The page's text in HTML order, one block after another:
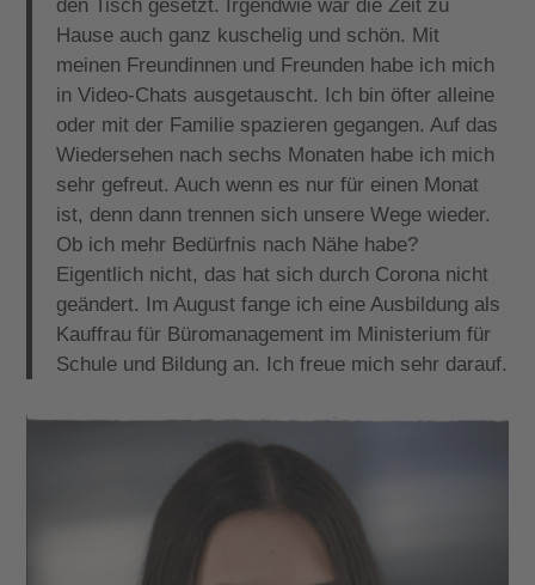
den Tisch gesetzt. Irgendwie war die Zeit zu
Hause auch ganz kuschelig und schön. Mit
meinen Freundinnen und Freunden habe ich mich
in Video-Chats ausgetauscht. Ich bin öfter alleine
oder mit der Familie spazieren gegangen. Auf das
Wiedersehen nach sechs Monaten habe ich mich
sehr gefreut. Auch wenn es nur für einen Monat
ist, denn dann trennen sich unsere Wege wieder.
Ob ich mehr Bedürfnis nach Nähe habe?
Eigentlich nicht, das hat sich durch Corona nicht
geändert. Im August fange ich eine Ausbildung als
Kauffrau für Büromanagement im Ministerium für
Schule und Bildung an. Ich freue mich sehr darauf.